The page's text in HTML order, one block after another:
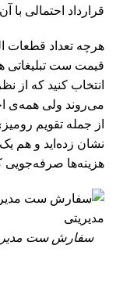
قرارداد احتمالی
هرچه تعداد قطعات
قیمت ست تبلیغاتی
انتخاب کنید که از
می‌روند ولی همه‌ی
از جمله تقویم
نشان زده‌اید و هم
هزینه‌ها صرفه‌جویی